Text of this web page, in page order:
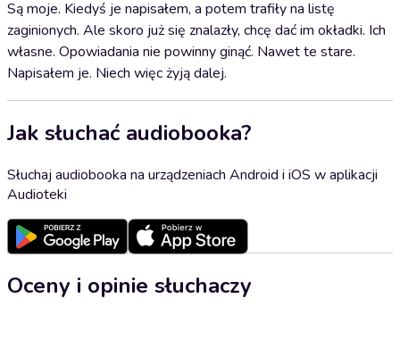
Są moje. Kiedyś je napisałem, a potem trafiły na listę
zaginionych. Ale skoro już się znalazły, chcę dać im okładki. Ich
własne. Opowiadania nie powinny ginąć. Nawet te stare.
Napisałem je. Niech więc żyją dalej.
Jak słuchać audiobooka?
Słuchaj audiobooka na urządzeniach Android i iOS w aplikacji
Audioteki
Oceny i opinie słuchaczy